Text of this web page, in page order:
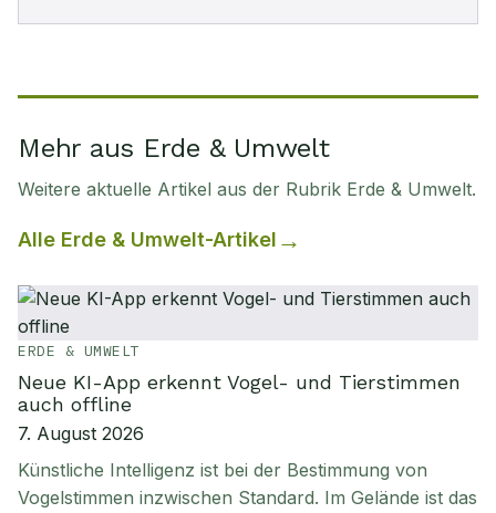
Mehr aus Erde & Umwelt
Weitere aktuelle Artikel aus der Rubrik Erde & Umwelt.
Alle Erde & Umwelt-Artikel
ERDE & UMWELT
Neue KI-App erkennt Vogel- und Tierstimmen
auch offline
7. August 2026
Künstliche Intelligenz ist bei der Bestimmung von
Vogelstimmen inzwischen Standard. Im Gelände ist das